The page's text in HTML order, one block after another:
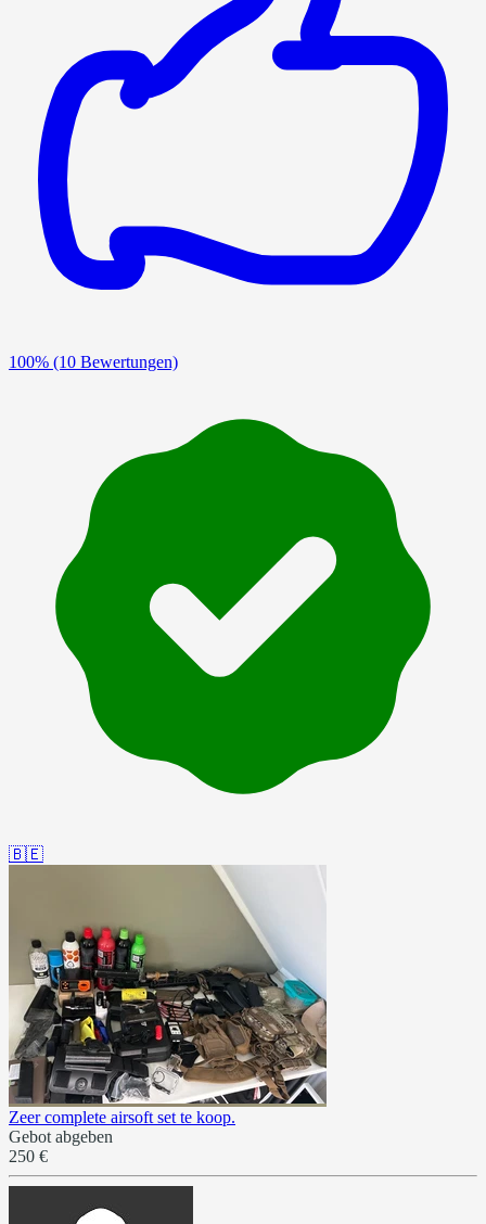
100% (10 Bewertungen)
🇧🇪
Zeer complete airsoft set te koop.
Gebot abgeben
250 €